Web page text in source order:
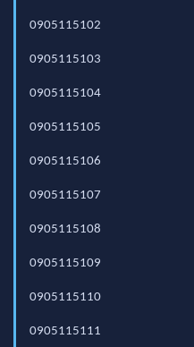
0905115102
0905115103
0905115104
0905115105
0905115106
0905115107
0905115108
0905115109
0905115110
0905115111